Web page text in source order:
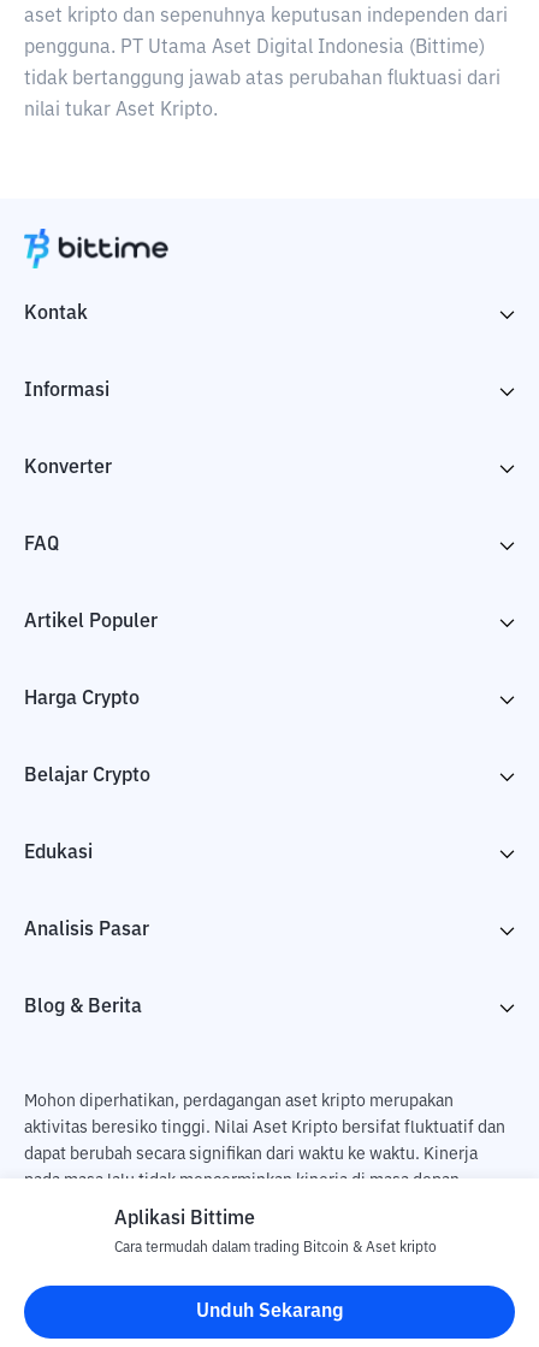
aset kripto dan sepenuhnya keputusan independen dari
pengguna. PT Utama Aset Digital Indonesia (Bittime)
tidak bertanggung jawab atas perubahan fluktuasi dari
nilai tukar Aset Kripto.
Kontak
Informasi
Konverter
FAQ
Artikel Populer
Harga Crypto
Belajar Crypto
Edukasi
Analisis Pasar
Blog & Berita
Mohon diperhatikan, perdagangan aset kripto merupakan
aktivitas beresiko tinggi. Nilai Aset Kripto bersifat fluktuatif dan
dapat berubah secara signifikan dari waktu ke waktu. Kinerja
pada masa lalu tidak mencerminkan kinerja di masa depan.
Terdapat risiko kehilangan sebagai dampak dari membeli dan
pengguna. PT Utama Aset Digital Indonesia (Bittime) tidak
bertanggung jawab atas perubahan fluktuasi dari nilai tukar Aset
Kripto.
Aplikasi Bittime
Cara termudah dalam trading Bitcoin & Aset kripto
Unduh Sekarang